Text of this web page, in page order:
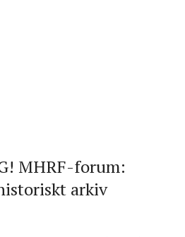
MHRF-forum:
arkiv